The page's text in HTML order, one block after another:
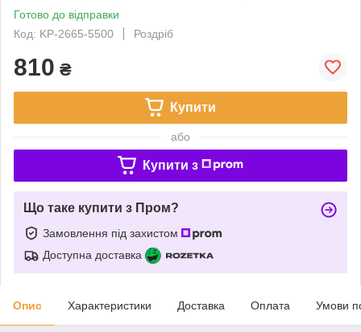
Готово до відправки
Код: KP-2665-5500
Роздріб
810 ₴
Купити
або
Купити з
Що таке купити з Пром?
Замовлення під захистом
Доступна доставка
Опис Характеристики Доставка Оплата Умови